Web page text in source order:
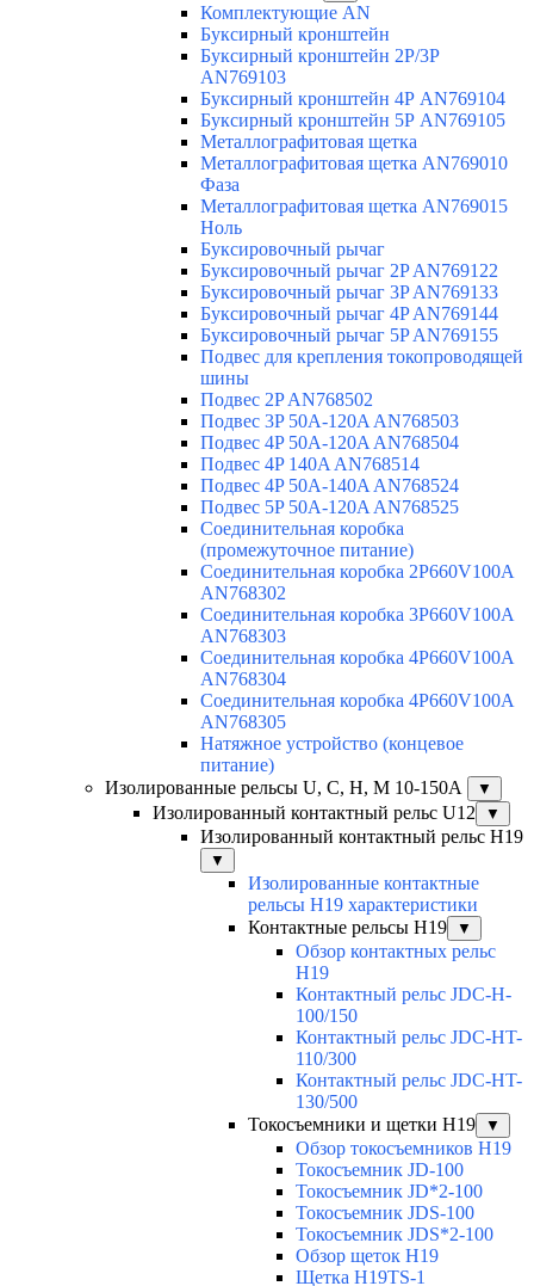
Комплектующие AN
Буксирный кронштейн
Буксирный кронштейн 2Р/3Р
AN769103
Буксирный кронштейн 4Р AN769104
Буксирный кронштейн 5Р AN769105
Металлографитовая щетка
Металлографитовая щетка AN769010
Фаза
Металлографитовая щетка AN769015
Ноль
Буксировочный рычаг
Буксировочный рычаг 2P AN769122
Буксировочный рычаг 3P AN769133
Буксировочный рычаг 4P AN769144
Буксировочный рычаг 5P AN769155
Подвес для крепления токопроводящей
шины
Подвес 2P AN768502
Подвес 3P 50A-120A AN768503
Подвес 4P 50A-120A AN768504
Подвес 4P 140A AN768514
Подвес 4P 50A-140A AN768524
Подвес 5P 50A-120A AN768525
Соединительная коробка
(промежуточное питание)
Соединительная коробка 2P660V100A
AN768302
Соединительная коробка 3P660V100A
AN768303
Соединительная коробка 4P660V100A
AN768304
Соединительная коробка 4P660V100A
AN768305
Натяжное устройство (концевое
питание)
Изолированные рельсы U, C, H, M 10-150А
▼
Изолированный контактный рельс U12 ▼
Изолированный контактный рельс Н19
▼
Изолированные контактные
рельсы Н19 характеристики
Контактные рельсы H19
▼
Обзор контактных рельс
H19
Контактный рельс JDC-H-
100/150
Контактный рельс JDC-HT-
110/300
Контактный рельс JDC-HT-
130/500
Токосъемники и щетки H19
▼
Обзор токосъемников H19
Токосъемник JD-100
Токосъемник JD*2-100
Токосъемник JDS-100
Токосъемник JDS*2-100
Обзор щеток H19
Щетка H19TS-1